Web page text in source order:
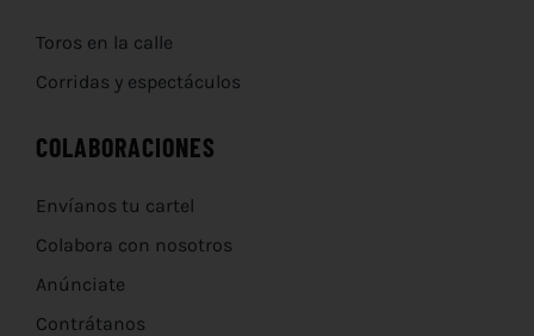
Toros en la calle
Corridas y espectáculos
COLABORACIONES
Envíanos tu cartel
Colabora con nosotros
Anúnciate
Contrátanos